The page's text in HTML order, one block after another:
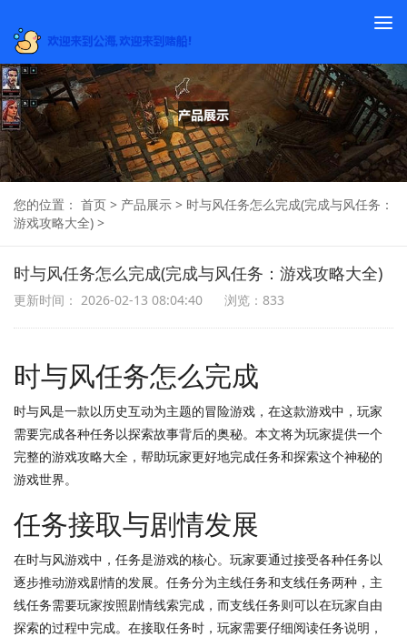
您的位置： 首页 > 产品展示 > 时与风任务怎么完成(完成与风任务：
游戏攻略大全) >
时与风任务怎么完成(完成与风任务：游戏攻略大全)
更新时间： 2026-02-13 08:04:40 浏览：833
时与风任务怎么完成
时与风是一款以历史互动为主题的冒险游戏，在这款游戏中，玩家
需要完成各种任务以探索故事背后的奥秘。本文将为玩家提供一个
完整的游戏攻略大全，帮助玩家更好地完成任务和探索这个神秘的
游戏世界。
任务接取与剧情发展
在时与风游戏中，任务是游戏的核心。玩家要通过接受各种任务以
逐步推动游戏剧情的发展。任务分为主线任务和支线任务两种，主
线任务需要玩家按照剧情线索完成，而支线任务则可以在玩家自由
探索的过程中完成。在接取任务时，玩家需要仔细阅读任务说明，